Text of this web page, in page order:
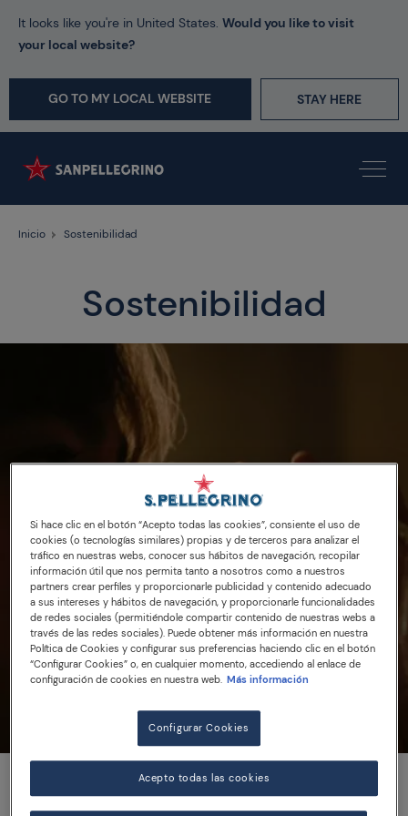
It looks like you're in United States. Would you like to visit
your local website?
GO TO MY LOCAL WEBSITE STAY HERE
Inicio Sostenibilidad
Sostenibilidad
En Sanpellegrino, nos esforzamos para ofrecerte lo mejor
Si hace clic en el botón “Acepto todas las cookies”, consiente el uso de
cookies (o tecnologías similares) propias y de terceros para analizar el
tráfico en nuestras webs, conocer sus hábitos de navegación, recopilar
información útil que nos permita tanto a nosotros como a nuestros
partners crear perfiles y proporcionarle publicidad y contenido adecuado
a sus intereses y hábitos de navegación, y proporcionarle funcionalidades
de redes sociales (permitiéndole compartir contenido de nuestras webs a
través de las redes sociales). Puede obtener más información en nuestra
Política de Cookies y configurar sus preferencias haciendo clic en el botón
“Configurar Cookies” o, en cualquier momento, accediendo al enlace de
configuración de cookies en nuestra web. Más información
Configurar Cookies
Acepto todas las cookies